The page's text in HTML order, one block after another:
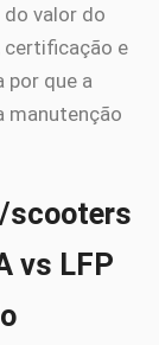
do valor do
certificação e
por que a
manutenção
scooters
vs LFP